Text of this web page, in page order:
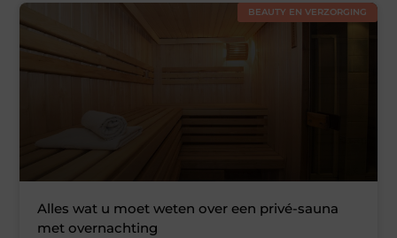
BEAUTY EN VERZORGING
Alles wat u moet weten over een privé-sauna
met overnachting